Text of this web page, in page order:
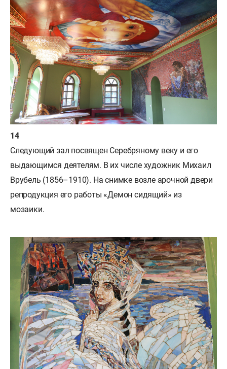
Следующий зал посвящен Серебряному веку и его
выдающимся деятелям. В их числе художник Михаил
Врубель (1856–1910). На снимке возле арочной двери
репродукция его работы «Демон сидящий» из
мозаики.